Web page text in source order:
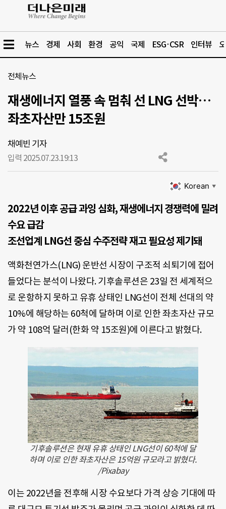
뉴스 경제 사회 환경 공익 국제 ESG·CSR 인터뷰
전체뉴스
재생에너지 열풍 속 멈춰 선 LNG 선박…
좌초자산만 15조원
채예빈 기자
입력 2025.07.23.19:13
Korean ▼
2022년 이후 공급 과잉 심화, 재생에너지 경쟁력에 밀려
수요 급감
조선업계 LNG선 중심 수주전략 재고 필요성 제기돼
액화천연가스(LNG) 운반선 시장이 구조적 쇠퇴기에 접어
들었다는 분석이 나왔다. 기후솔루션은 23일 전 세계적으
로 운항하지 못하고 유휴 상태인 LNG선이 전체 선대의 약
10%에 해당하는 60척에 달하며 이로 인한 좌초자산 규모
가 약 108억 달러(한화 약 15조원)에 이른다고 밝혔다.
기후솔루션은 현재 유휴 상태인 LNG선이 60척에 달
하며 이로 인한 좌초자산은 15억원 규모라고 밝혔다.
/Pixabay
이는 2022년을 전후해 시장 수요보다 가격 상승 기대에 따